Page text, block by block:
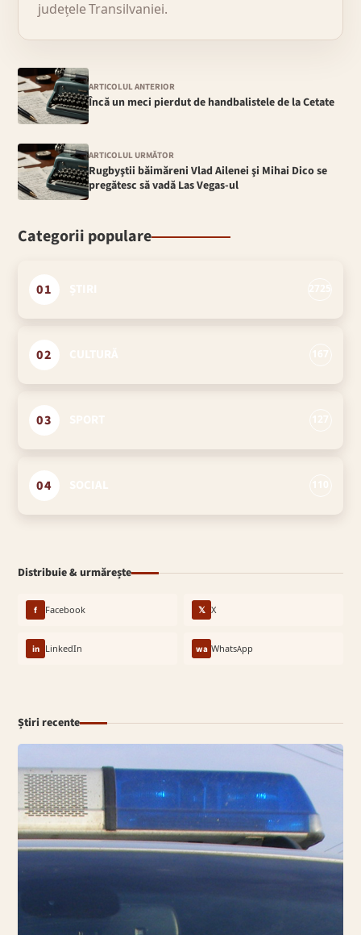
județele Transilvaniei.
ARTICOLUL ANTERIOR
Încă un meci pierdut de handbalistele de la Cetate
ARTICOLUL URMĂTOR
Rugbyştii băimăreni Vlad Ailenei şi Mihai Dico se
pregătesc să vadă Las Vegas-ul
Categorii populare
01
02
03
04
Distribuie & urmărește
f Facebook 𝕏 X
in LinkedIn wa WhatsApp
Știri recente